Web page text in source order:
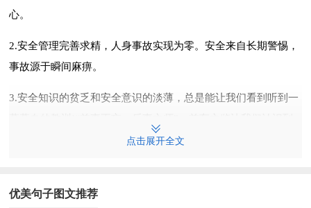
心。
2.安全管理完善求精，人身事故实现为零。安全来自长期警惕，
事故源于瞬间麻痹。
3.安全知识的贫乏和安全意识的淡薄，总是能让我们看到听到一
安全工作只有起点、没有终点。
5.每天，我们都在重复着同样的话题：“注意安全”，就是这样一
点击展开全文
优美句子图文推荐